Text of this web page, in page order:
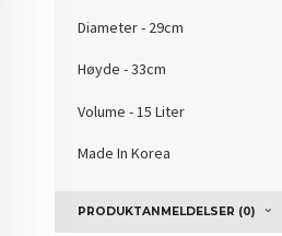
Diameter - 29cm
Høyde - 33cm
Volume - 15 Liter
Made In Korea
PRODUKTANMELDELSER (0)